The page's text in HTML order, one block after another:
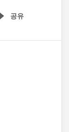
공유
menu